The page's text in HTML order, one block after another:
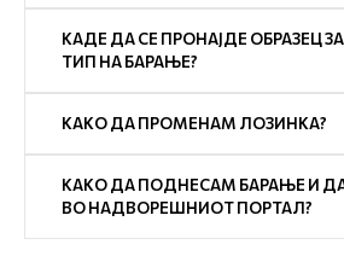
Медиа центар
КАДЕ ДА СЕ ПРОНАЈДЕ ОБРАЗЕЦ
ТИП НА БАРАЊЕ?
КАКО ДА ПРОМЕНАМ ЛОЗИНКА?
КАКО ДА ПОДНЕСАМ БАРАЊЕ И
ВО НАДВОРЕШНИОТ ПОРТАЛ?